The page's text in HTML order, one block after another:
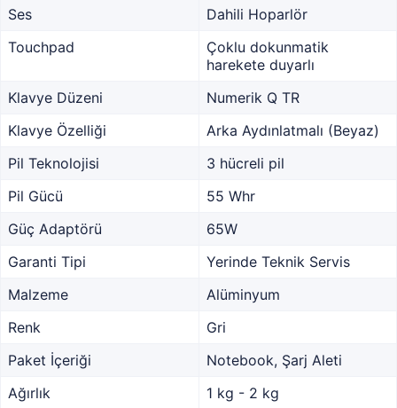
Ses
Dahili Hoparlör
Touchpad
Çoklu dokunmatik
harekete duyarlı
Klavye Düzeni
Numerik Q TR
Klavye Özelliği
Arka Aydınlatmalı (Beyaz)
Pil Teknolojisi
3 hücreli pil
Pil Gücü
55 Whr
Güç Adaptörü
65W
Garanti Tipi
Yerinde Teknik Servis
Malzeme
Alüminyum
Renk
Gri
Paket İçeriği
Notebook, Şarj Aleti
Ağırlık
1 kg - 2 kg